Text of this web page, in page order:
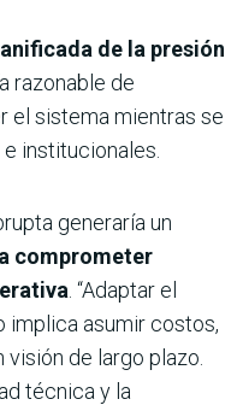
de la presión
razonable de
el sistema mientras se
institucionales.
generaría un
comprometer
. “Adaptar el
implica asumir costos,
de largo plazo.
técnica y la